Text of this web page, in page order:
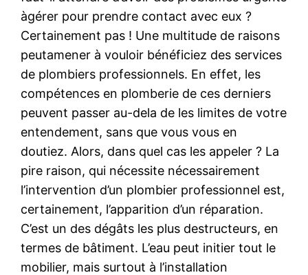
àgérer pour prendre contact avec eux ?
Certainement pas ! Une multitude de raisons
peutamener à vouloir bénéficiez des services
de plombiers professionnels. En effet, les
compétences en plomberie de ces derniers
peuvent passer au-dela de les limites de votre
entendement, sans que vous vous en
doutiez. Alors, dans quel cas les appeler ? La
pire raison, qui nécessite nécessairement
l’intervention d’un plombier professionnel est,
certainement, l’apparition d’un réparation.
C’est un des dégâts les plus destructeurs, en
termes de bâtiment. L’eau peut initier tout le
mobilier, mais surtout à l’installation